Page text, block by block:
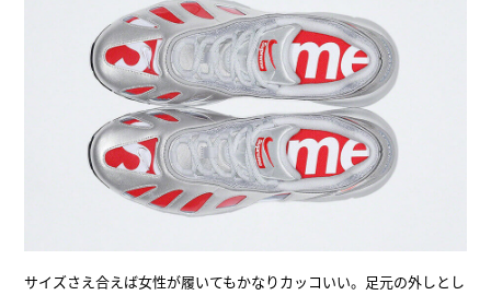
サイズさえ合えば女性が履いてもかなりカッコいい。足元の外しとし